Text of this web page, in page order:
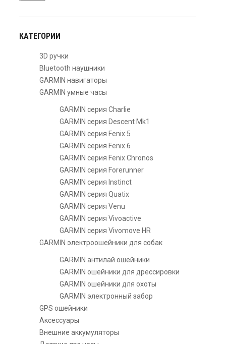
КАТЕГОРИИ
3D ручки
Bluetooth наушники
GARMIN навигаторы
GARMIN умные часы
GARMIN серия Charlie
GARMIN серия Descent Mk1
GARMIN серия Fenix 5
GARMIN серия Fenix 6
GARMIN серия Fenix Chronos
GARMIN серия Forerunner
GARMIN серия Instinct
GARMIN серия Quatix
GARMIN серия Venu
GARMIN серия Vivoactive
GARMIN серия Vivomove HR
GARMIN электроошейники для собак
GARMIN антилай ошейники
GARMIN ошейники для дрессировки
GARMIN ошейники для охоты
GARMIN электронный забор
GPS ошейники
Аксессуары
Внешние аккумуляторы